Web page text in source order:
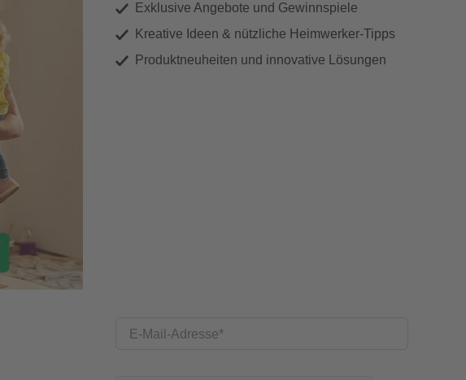
Exklusive Angebote und Gewinnspiele
Kreative Ideen & nützliche Heimwerker-Tipps
Produktneuheiten und innovative Lösungen
E-Mail-Adresse